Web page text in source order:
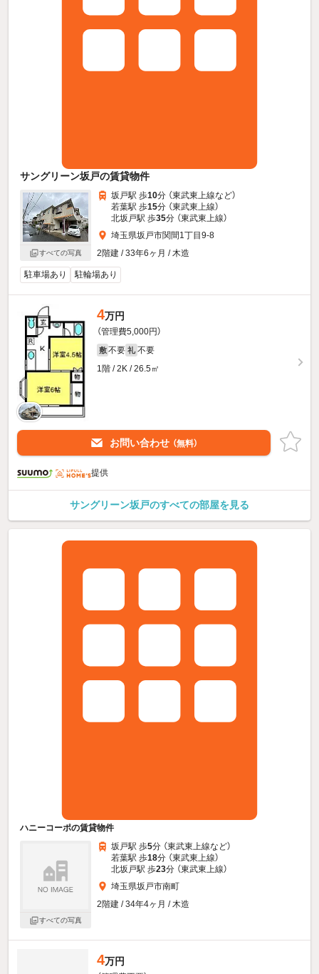
サングリーン坂戸の賃貸物件
すべての写真
坂戸駅 歩10分 （東武東上線など）
若葉駅 歩15分 （東武東上線）
北坂戸駅 歩35分 （東武東上線）
埼玉県坂戸市関間1丁目9-8
2階建 / 33年6ヶ月 / 木造
駐車場あり 駐輪場あり
4万円
（管理費5,000円）
敷 不要 礼 不要
1階 / 2K / 26.5㎡
お問い合わせ （無料）
提供
サングリーン坂戸のすべての部屋を見る
ハニーコーポの賃貸物件
すべての写真
坂戸駅 歩5分 （東武東上線など）
若葉駅 歩18分 （東武東上線）
北坂戸駅 歩23分 （東武東上線）
埼玉県坂戸市南町
2階建 / 34年4ヶ月 / 木造
4万円